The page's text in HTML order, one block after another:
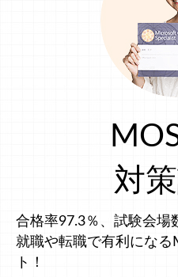
対
合格率97.3％、試験会場
就職や転職で有利にな
ト！